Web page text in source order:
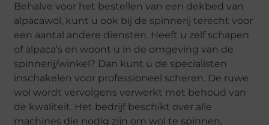
Behalve voor het bestellen van een dekbed van
alpacawol, kunt u ook bij de spinnerij terecht voor
een aantal andere diensten. Heeft u zelf schapen
of alpaca’s en woont u in de omgeving van de
spinnerij/winkel? Dan kunt u de specialisten
inschakelen voor professioneel scheren. De ruwe
wol wordt vervolgens verwerkt met behoud van
de kwaliteit. Het bedrijf beschikt over alle
machines die nodig zijn om wol te spinnen,